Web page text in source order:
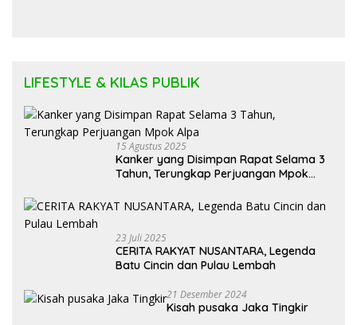
LIFESTYLE & KILAS PUBLIK
15 Agustus 2025
Kanker yang Disimpan Rapat Selama 3
Tahun, Terungkap Perjuangan Mpok
23 Juli 2025
CERITA RAKYAT NUSANTARA, Legenda
Batu Cincin dan Pulau Lembah
21 Desember 2024
Kisah pusaka Jaka Tingkir